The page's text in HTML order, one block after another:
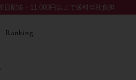
日配送・11,000円以上で送料当社負担
Ranking